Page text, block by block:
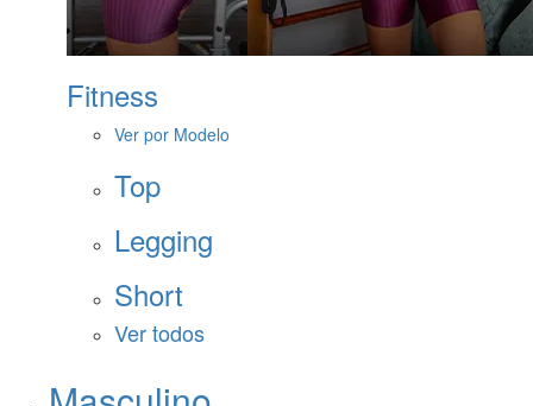
Fitness
Ver por Modelo
Top
Legging
Short
Ver todos